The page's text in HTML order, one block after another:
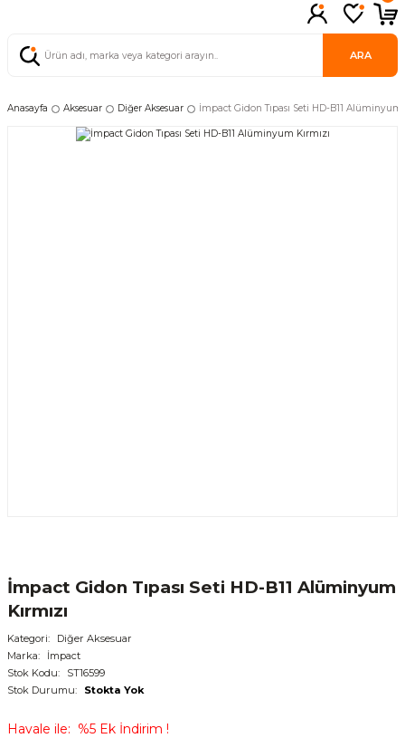
ARA
Anasayfa Aksesuar Diğer Aksesuar İmpact Gidon Tıpası Seti HD-B11 Alüminyum
İmpact Gidon Tıpası Seti HD-B11 Alüminyum
Kırmızı
Kategori
Diğer Aksesuar
Marka
İmpact
Stok Kodu
ST16599
Stok Durumu
Stokta Yok
Havale ile %5 Ek İndirim !